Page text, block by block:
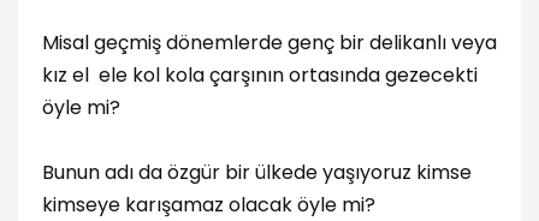
Misal geçmiş dönemlerde genç bir delikanlı veya
kız el ele kol kola çarşının ortasında gezecekti
öyle mi?
Bunun adı da özgür bir ülkede yaşıyoruz kimse
kimseye karışamaz olacak öyle mi?